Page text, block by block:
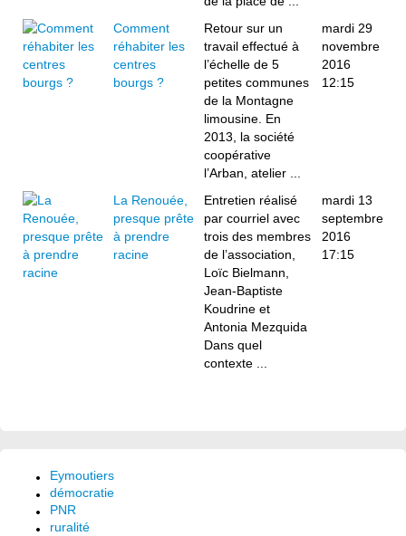
Comment
réhabiter les
centres
bourgs ?
Retour sur un
travail effectué à
l’échelle de 5
petites communes
de la Montagne
limousine. En
2013, la société
coopérative
l’Arban, atelier ...
mardi 29
novembre
2016
12:15
La Renouée,
presque prête
à prendre
racine
Entretien réalisé
par courriel avec
trois des membres
de l’association,
Loïc Bielmann,
Jean-Baptiste
Koudrine et
Antonia Mezquida
Dans quel
contexte ...
mardi 13
septembre
2016
17:15
Eymoutiers
démocratie
PNR
ruralité